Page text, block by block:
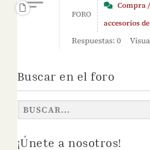
FORO
Compra
accesorios
Respuestas: 0
Buscar en el foro
¡Únete a nosotros!